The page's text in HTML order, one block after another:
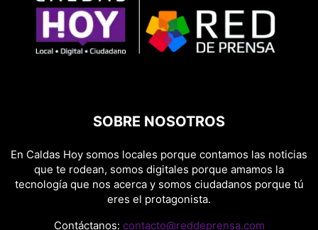
SOBRE NOSOTROS
En Caldas Hoy somos locales porque contamos las noticias
que te rodean, somos digitales porque amamos la
tecnología que nos acerca y somos ciudadanos porque tú
eres el protagonista.
Contáctanos: contacto@reddeprensa.com